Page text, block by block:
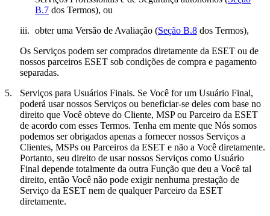
B.7 dos Termos), ou
iii. obter uma Versão de Avaliação (Seção B.8 dos Termos),
Os Serviços podem ser comprados diretamente da ESET ou de
nossos parceiros ESET sob condições de compra e pagamento
separadas.
5.
Serviços para Usuários Finais. Se Você for um Usuário Final,
poderá usar nossos Serviços ou beneficiar-se deles com base no
direito que Você obteve do Cliente, MSP ou Parceiro da ESET
de acordo com esses Termos. Tenha em mente que Nós somos
podemos ser obrigados apenas a fornecer nossos Serviços a
Clientes, MSPs ou Parceiros da ESET e não a Você diretamente.
Portanto, seu direito de usar nossos Serviços como Usuário
Final depende totalmente da outra Função que deu a Você tal
direito, então Você não pode exigir nenhuma prestação de
Serviço da ESET nem de qualquer Parceiro da ESET
diretamente.